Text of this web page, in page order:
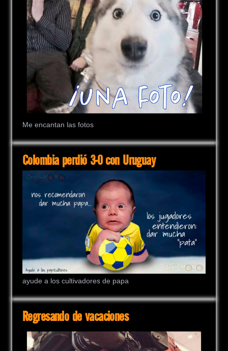
Me encantan las fotos
Colombia perdió 3-0 con Uruguay
ayude a los cultivadores de papa
Regresando de vacaciones